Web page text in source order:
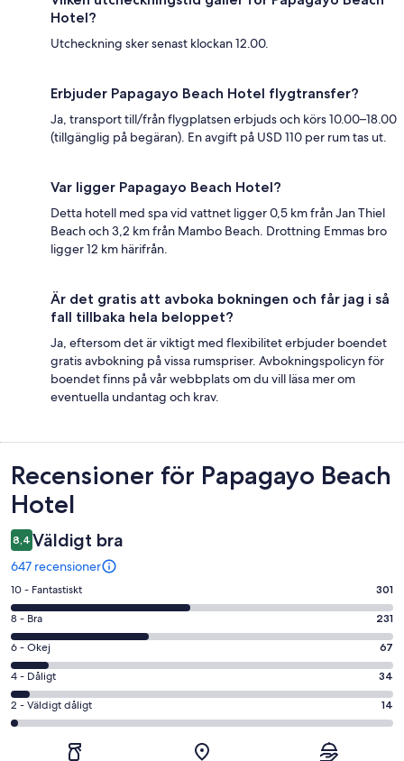
Hotel?
Utcheckning sker senast klockan 12.00.
Erbjuder Papagayo Beach Hotel flygtransfer?
Ja, transport till/från flygplatsen erbjuds och körs 10.00–18.00
(tillgänglig på begäran). En avgift på USD 110 per rum tas ut.
Var ligger Papagayo Beach Hotel?
Detta hotell med spa vid vattnet ligger 0,5 km från Jan Thiel
Beach och 3,2 km från Mambo Beach. Drottning Emmas bro
ligger 12 km härifrån.
Är det gratis att avboka bokningen och får jag i så
fall tillbaka hela beloppet?
Ja, eftersom det är viktigt med flexibilitet erbjuder boendet
gratis avbokning på vissa rumspriser. Avbokningspolicyn för
boendet finns på vår webbplats om du vill läsa mer om
eventuella undantag och krav.
Recensioner
Recensioner för Papagayo Beach
Hotel
8,4 Väldigt bra
647 recensioner
10
-
Fantastiskt
i
betyg.
301
av
647
recensioner
10 - Fantastiskt 301
8
-
Bra
i
betyg.
231
8 - Bra 231
6
-
Okej
i
betyg.
6 - Okej 67
4
-
Dåligt
4 - Dåligt 34
2
-
2 - Väldigt dåligt 14